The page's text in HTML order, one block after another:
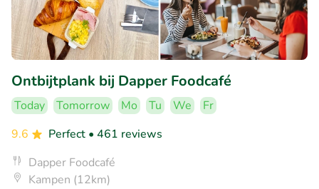
Ontbijtplank bij Dapper Foodcafé
Today Tomorrow Mo Tu We
Fr
9.6
Perfect • 461 reviews
Dapper Foodcafé
Kampen (12km)